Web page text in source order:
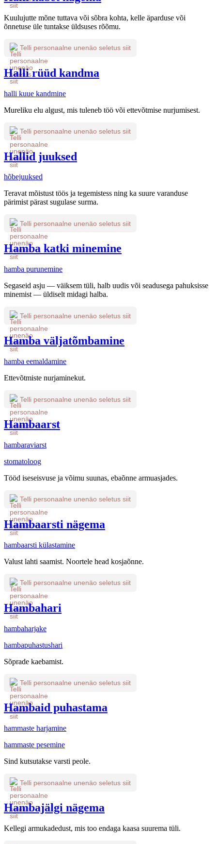
Kuulujutte mõne tuttava või sõbra kohta, kelle äparduse või
õnnetuse üle tuntakse üldsuses rõõmu.
Telli personaalne unenäo seletus siit
Halli rüüd kandma
halli kuue kandmine
Mureliku elu algust, mis tuleneb töö või ettevõtmise nurjumisest.
Telli personaalne unenäo seletus siit
Hallid juuksed
hõbejuuksed
Teravat mõistust töös ja tegemistess ning ka suure varanduse
pärimist pärast sugulase surma.
Telli personaalne unenäo seletus siit
Hamba katki minemine
hamba purunemine
Segaseid asju — väiksem tüli, halb uudis või seadusega pahuksisse
minemist — üldiselt midagi halba.
Telli personaalne unenäo seletus siit
Hamba väljatõmbamine
hamba eemaldamine
Ettevõtmiste nurjaminekut.
Telli personaalne unenäo seletus siit
Hambaarst
hambaraviarst
stomatoloog
Tööd iseseisvuse ja võimu suunas, ebaõnne armuasjades.
Telli personaalne unenäo seletus siit
Hambaarsti nägema
hambaarsti külastamine
Valust lahti saamist. Noortele head kosjaõnne.
Telli personaalne unenäo seletus siit
Hambahari
hambaharjake
hambapuhastushari
Sõprade kaebamist.
Telli personaalne unenäo seletus siit
Hambaid puhastama
hammaste harjamine
hammaste pesemine
Sind kutsutakse varsti peole.
Telli personaalne unenäo seletus siit
Hambajälgi nägema
Kellegi armukadedust, mis too endaga kaasa suurema tüli.